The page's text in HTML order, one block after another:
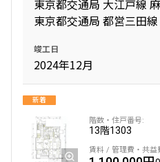
6階６０６
424,000円
東京都交通局 大江戸線
東京都交通局 都営三田
竣工日
2024年12月
新着
13階1303